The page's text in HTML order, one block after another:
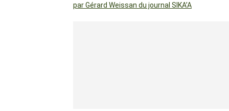
par Gérard Weissan du journal SIKA’A